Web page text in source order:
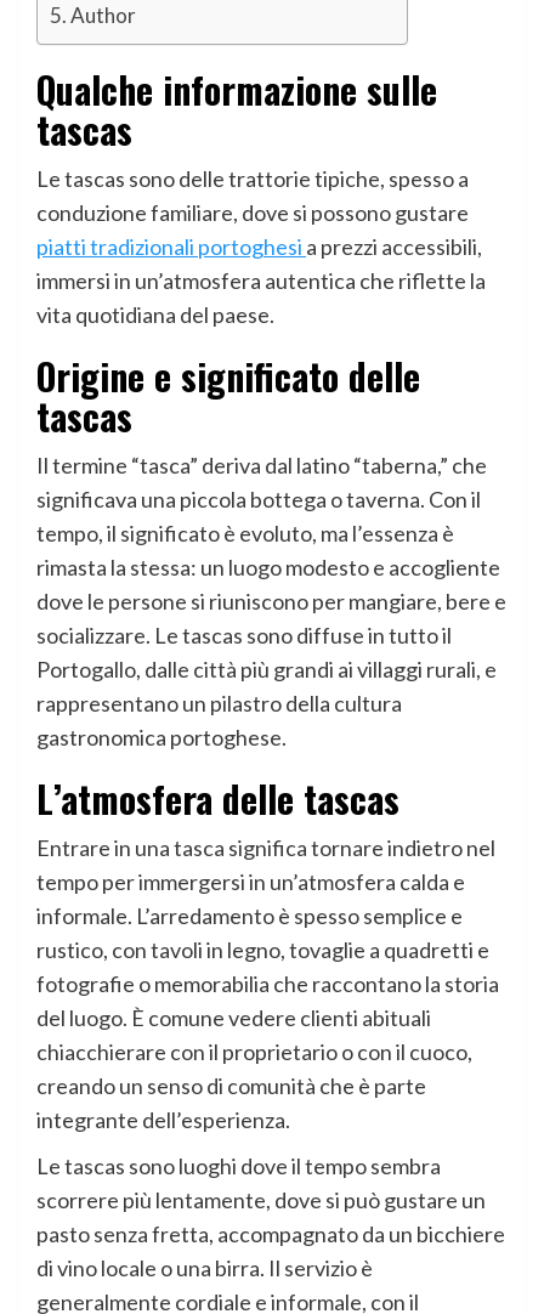
Author
Qualche informazione sulle
tascas
Le tascas sono delle trattorie tipiche, spesso a
conduzione familiare, dove si possono gustare
piatti tradizionali portoghesi a prezzi accessibili,
immersi in un’atmosfera autentica che riflette la
vita quotidiana del paese.
Origine e significato delle
tascas
Il termine “tasca” deriva dal latino “taberna,” che
significava una piccola bottega o taverna. Con il
tempo, il significato è evoluto, ma l’essenza è
rimasta la stessa: un luogo modesto e accogliente
dove le persone si riuniscono per mangiare, bere e
socializzare. Le tascas sono diffuse in tutto il
Portogallo, dalle città più grandi ai villaggi rurali, e
rappresentano un pilastro della cultura
gastronomica portoghese.
L’atmosfera delle tascas
Entrare in una tasca significa tornare indietro nel
tempo per immergersi in un’atmosfera calda e
informale. L’arredamento è spesso semplice e
rustico, con tavoli in legno, tovaglie a quadretti e
fotografie o memorabilia che raccontano la storia
del luogo. È comune vedere clienti abituali
chiacchierare con il proprietario o con il cuoco,
creando un senso di comunità che è parte
integrante dell’esperienza.
Le tascas sono luoghi dove il tempo sembra
scorrere più lentamente, dove si può gustare un
pasto senza fretta, accompagnato da un bicchiere
di vino locale o una birra. Il servizio è
generalmente cordiale e informale, con il